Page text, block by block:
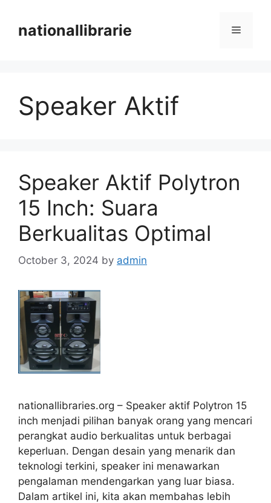
contentnationallibrarie Menu
Speaker Aktif
Speaker Aktif Polytron
15 Inch: Suara
Berkualitas Optimal
October 3, 2024 by admin
nationallibraries.org – Speaker aktif Polytron 15
inch menjadi pilihan banyak orang yang mencari
perangkat audio berkualitas untuk berbagai
keperluan. Dengan desain yang menarik dan
teknologi terkini, speaker ini menawarkan
pengalaman mendengarkan yang luar biasa.
Dalam artikel ini, kita akan membahas lebih